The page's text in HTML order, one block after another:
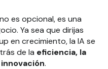
es opcional, es una
Ya sea que dirijas
en crecimiento, la IA se
de la eficiencia, la
.